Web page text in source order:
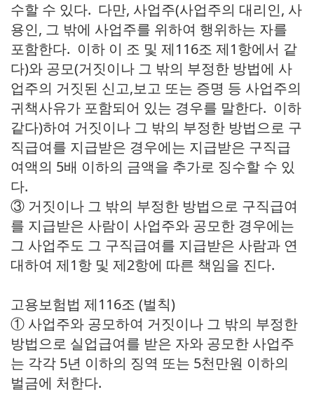
수할 수 있다. 다만, 사업주(사업주의 대리인, 사
용인, 그 밖에 사업주를 위하여 행위하는 자를
포함한다. 이하 이 조 및 제116조 제1항에서 같
다)와 공모(거짓이나 그 밖의 부정한 방법에 사
업주의 거짓된 신고,보고 또는 증명 등 사업주의
귀책사유가 포함되어 있는 경우를 말한다. 이하
같다)하여 거짓이나 그 밖의 부정한 방법으로 구
직급여를 지급받은 경우에는 지급받은 구직급
여액의 5배 이하의 금액을 추가로 징수할 수 있
다.
③ 거짓이나 그 밖의 부정한 방법으로 구직급여
를 지급받은 사람이 사업주와 공모한 경우에는
그 사업주도 그 구직급여를 지급받은 사람과 연
대하여 제1항 및 제2항에 따른 책임을 진다.
고용보험법 제116조 (벌칙)
① 사업주와 공모하여 거짓이나 그 밖의 부정한
방법으로 실업급여를 받은 자와 공모한 사업주
는 각각 5년 이하의 징역 또는 5천만원 이하의
벌금에 처한다.